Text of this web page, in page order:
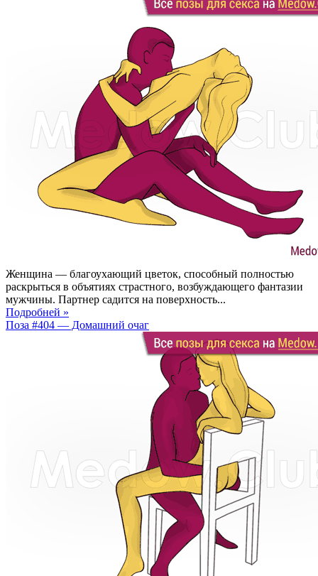
Женщина — благоухающий цветок, способный полностью
раскрыться в объятиях страстного, возбуждающего фантазии
мужчины. Партнер садится на поверхность...
Подробней »
Поза #404 — Домашний очаг